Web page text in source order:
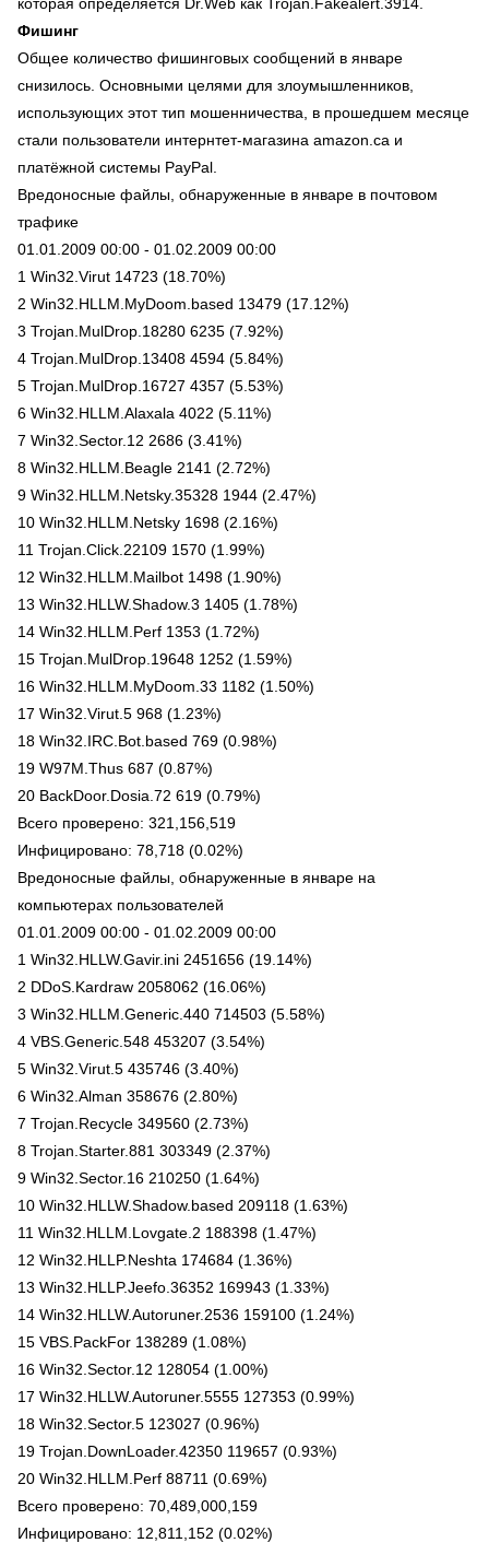
Фишинг
Общее количество фишинговых сообщений в январе
снизилось. Основными целями для злоумышленников,
использующих этот тип мошенничества, в прошедшем месяце
стали пользователи интернтет-магазина amazon.ca и
платёжной системы PayPal.
Вредоносные файлы, обнаруженные в январе в почтовом
трафике
01.01.2009 00:00 - 01.02.2009 00:00
1 Win32.Virut 14723 (18.70%)
2 Win32.HLLM.MyDoom.based 13479 (17.12%)
3 Trojan.MulDrop.18280 6235 (7.92%)
4 Trojan.MulDrop.13408 4594 (5.84%)
5 Trojan.MulDrop.16727 4357 (5.53%)
6 Win32.HLLM.Alaxala 4022 (5.11%)
7 Win32.Sector.12 2686 (3.41%)
8 Win32.HLLM.Beagle 2141 (2.72%)
9 Win32.HLLM.Netsky.35328 1944 (2.47%)
10 Win32.HLLM.Netsky 1698 (2.16%)
11 Trojan.Click.22109 1570 (1.99%)
12 Win32.HLLM.Mailbot 1498 (1.90%)
13 Win32.HLLW.Shadow.3 1405 (1.78%)
14 Win32.HLLM.Perf 1353 (1.72%)
15 Trojan.MulDrop.19648 1252 (1.59%)
16 Win32.HLLM.MyDoom.33 1182 (1.50%)
17 Win32.Virut.5 968 (1.23%)
18 Win32.IRC.Bot.based 769 (0.98%)
19 W97M.Thus 687 (0.87%)
20 BackDoor.Dosia.72 619 (0.79%)
Всего проверено: 321,156,519
Инфицировано: 78,718 (0.02%)
Вредоносные файлы, обнаруженные в январе на
компьютерах пользователей
01.01.2009 00:00 - 01.02.2009 00:00
1 Win32.HLLW.Gavir.ini 2451656 (19.14%)
2 DDoS.Kardraw 2058062 (16.06%)
3 Win32.HLLM.Generic.440 714503 (5.58%)
4 VBS.Generic.548 453207 (3.54%)
5 Win32.Virut.5 435746 (3.40%)
6 Win32.Alman 358676 (2.80%)
7 Trojan.Recycle 349560 (2.73%)
8 Trojan.Starter.881 303349 (2.37%)
9 Win32.Sector.16 210250 (1.64%)
10 Win32.HLLW.Shadow.based 209118 (1.63%)
11 Win32.HLLM.Lovgate.2 188398 (1.47%)
12 Win32.HLLP.Neshta 174684 (1.36%)
13 Win32.HLLP.Jeefo.36352 169943 (1.33%)
14 Win32.HLLW.Autoruner.2536 159100 (1.24%)
15 VBS.PackFor 138289 (1.08%)
16 Win32.Sector.12 128054 (1.00%)
17 Win32.HLLW.Autoruner.5555 127353 (0.99%)
18 Win32.Sector.5 123027 (0.96%)
19 Trojan.DownLoader.42350 119657 (0.93%)
20 Win32.HLLM.Perf 88711 (0.69%)
Всего проверено: 70,489,000,159
Инфицировано: 12,811,152 (0.02%)